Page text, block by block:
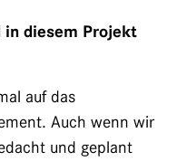
in diesem Projekt
auf das
Auch wenn wir
und geplant